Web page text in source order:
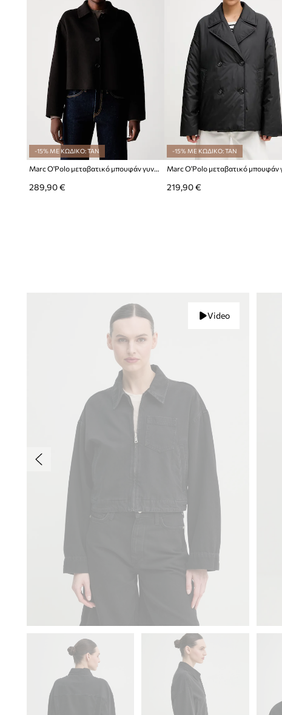
-15% ΜΕ ΚΩΔΙΚΟ: TAN
Marc O'Polo μεταβατικό μπουφάν γυναικείο με μαλλί
289,90 €
-15% ΜΕ ΚΩΔΙΚΟ: TAN
219,90 €
Video